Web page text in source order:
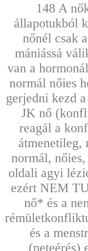
148 A
állapotukból
nőnél csak
mániássá
van a
normál nőies
gerjedni kezd
JK nő
reagál a
normál,
oldali agyi
ezért NEM
nő* és a
és a
(peteérés)